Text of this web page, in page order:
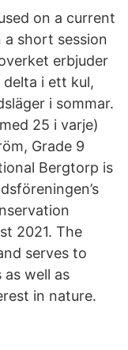
on a current
short session
erbjuder
i ett kul,
i sommar.
25 i varje)
Grade 9
Bergtorp is
2021. The
serves to
well as
in nature.